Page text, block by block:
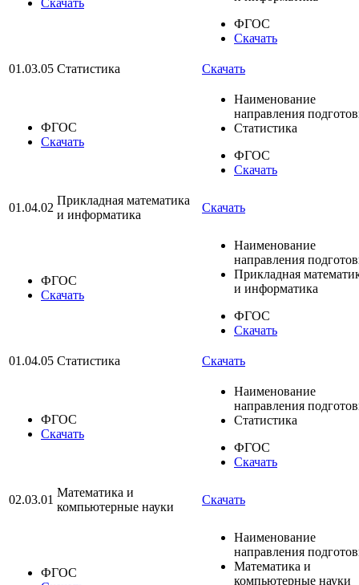
ФГОС
Скачать
01.03.05 Статистика Скачать
ФГОС
Скачать
Наименование
направления
Статистика
ФГОС
Скачать
01.04.02
Прикладная математика
и информатика
Скачать
ФГОС
Скачать
Наименование
направления
Прикладная
и информатика
ФГОС
Скачать
01.04.05 Статистика Скачать
ФГОС
Скачать
Наименование
направления
Статистика
ФГОС
Скачать
02.03.01
Математика и
компьютерные науки
Скачать
ФГОС
Наименование
направления
Математика и
компьютерные науки